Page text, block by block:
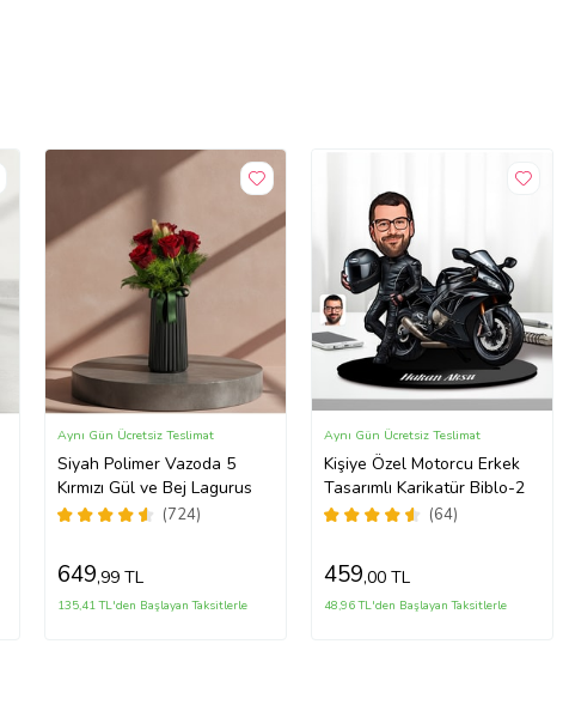
Siyah Polimer Vazoda 5
Kırmızı Gül ve Bej Lagurus
(724)
Aynı Gün Ücretsiz Teslimat
649,99 TL
135,41 TL'den Başlayan Taksitlerle
Kişiye Özel Motorcu Erkek
Tasarımlı Karikatür Biblo-2
(64)
Aynı Gün Ücretsiz Teslimat
459,00 TL
48,96 TL'den Başlayan Taksitlerle